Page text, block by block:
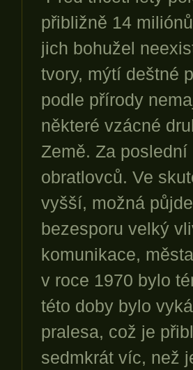
přibližně 14
jich bohužel
tvory, mýtí deštné
podle přírody
některé vzácné
Země. Za
obratlovců. Ve
vyšší, možná
bezesporu velký
komunikace,
v roce 1970 bylo
této doby bylo
pralesa, což je
sedmkrát víc, než